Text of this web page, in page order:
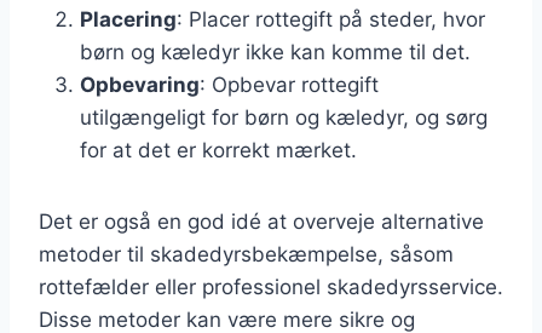
Placering: Placer rottegift på steder, hvor
børn og kæledyr ikke kan komme til det.
Opbevaring: Opbevar rottegift
utilgængeligt for børn og kæledyr, og sørg
for at det er korrekt mærket.
Det er også en god idé at overveje alternative
metoder til skadedyrsbekæmpelse, såsom
rottefælder eller professionel skadedyrsservice.
Disse metoder kan være mere sikre og